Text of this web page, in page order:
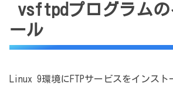
vsftpdプログラムの
ール
Linux 9環境にFTPサービスをインスト